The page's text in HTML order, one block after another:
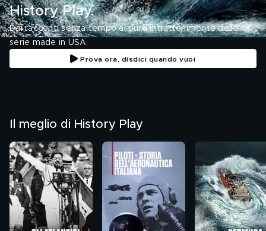
History Play.
Dai racconti senza tempo al puro intrattenimento delle
serie made in USA.
Prova ora, disdici quando vuoi
Il meglio di History Play